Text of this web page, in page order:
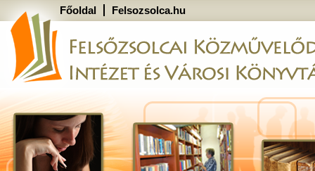
Főoldal Felsozsolca.hu